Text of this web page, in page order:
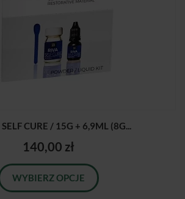
CURE / 15G + 6,9ML (8G...
140,00 zł
WYBIERZ OPCJE